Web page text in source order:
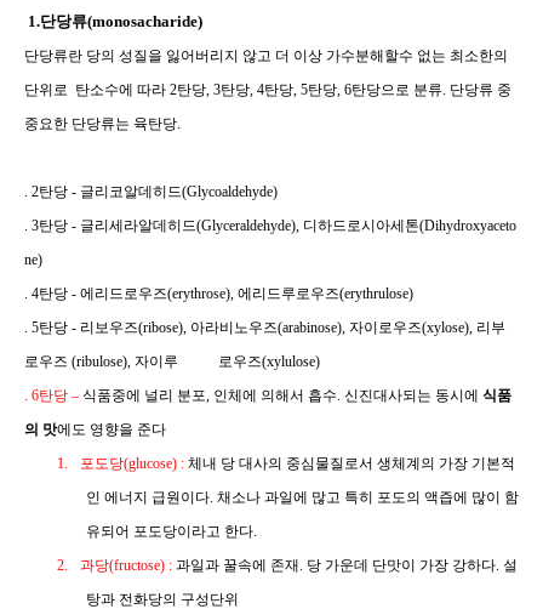
1.단당류(monosacharide)
단당류란 당의 성질을 잃어버리지 않고 더 이상 가수분해할수 없는 최소한의
단위로 탄소수에 따라 2탄당, 3탄당, 4탄당, 5탄당, 6탄당으로 분류. 단당류 중
중요한 단당류는 육탄당.
. 2탄당 - 글리코알데히드(Glycoaldehyde)
. 3탄당 - 글리세라알데히드(Glyceraldehyde), 디하드로시아세톤(Dihydroxyaceto
ne)
. 4탄당 - 에리드로우즈(erythrose), 에리드루로우즈(erythrulose)
. 5탄당 - 리보우즈(ribose), 아라비노우즈(arabinose), 자이로우즈(xylose), 리부
로우즈 (ribulose), 자이루 로우즈(xylulose)
. 6탄당 – 식품중에 널리 분포, 인체에 의해서 흡수. 신진대사되는 동시에 식품
의 맛에도 영향을 준다
1.
포도당(glucose) : 체내 당 대사의 중심물질로서 생체계의 가장 기본적
인 에너지 급원이다. 채소나 과일에 많고 특히 포도의 액즙에 많이 함
유되어 포도당이라고 한다.
2.
과당(fructose) : 과일과 꿀속에 존재 . 당 가운데 단맛이 가장 강하다. 설
탕과 전화당의 구성단위